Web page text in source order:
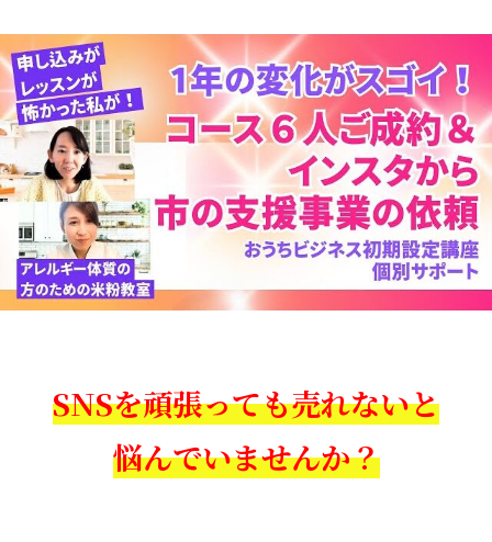
SNSを頑張っても売れないと
悩んでいませんか？